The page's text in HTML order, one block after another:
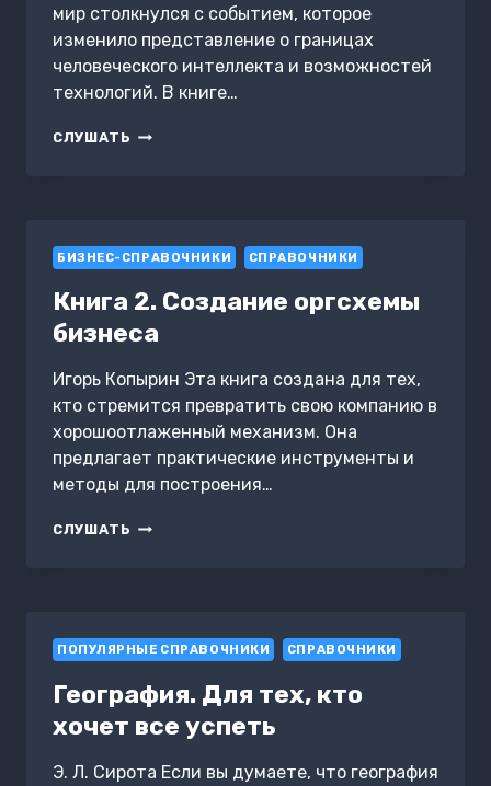
мир столкнулся с событием, которое
изменило представление о границах
человеческого интеллекта и возможностей
технологий. В книге…
СЛУШАТЬ ЧЕЛОВЕК
С
СОЮЗНИКАМИ
БИЗНЕС-СПРАВОЧНИКИ СПРАВОЧНИКИ
Книга 2. Создание оргсхемы
бизнеса
Игорь Копырин Эта книга создана для тех,
кто стремится превратить свою компанию в
хорошоотлаженный механизм. Она
предлагает практические инструменты и
методы для построения…
СЛУШАТЬ КНИГА
ПОПУЛЯРНЫЕ СПРАВОЧНИКИ СПРАВОЧНИКИ
География. Для тех, кто
хочет все успеть
Э. Л. Сирота Если вы думаете, что география